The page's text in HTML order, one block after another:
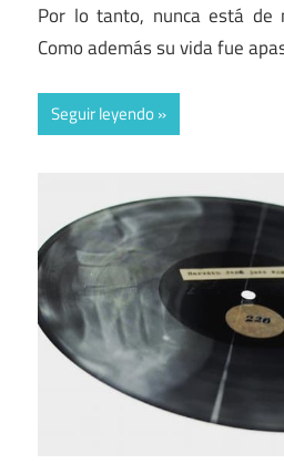
Por lo tanto, nunca está de
Como además su vida fue
Seguir leyendo